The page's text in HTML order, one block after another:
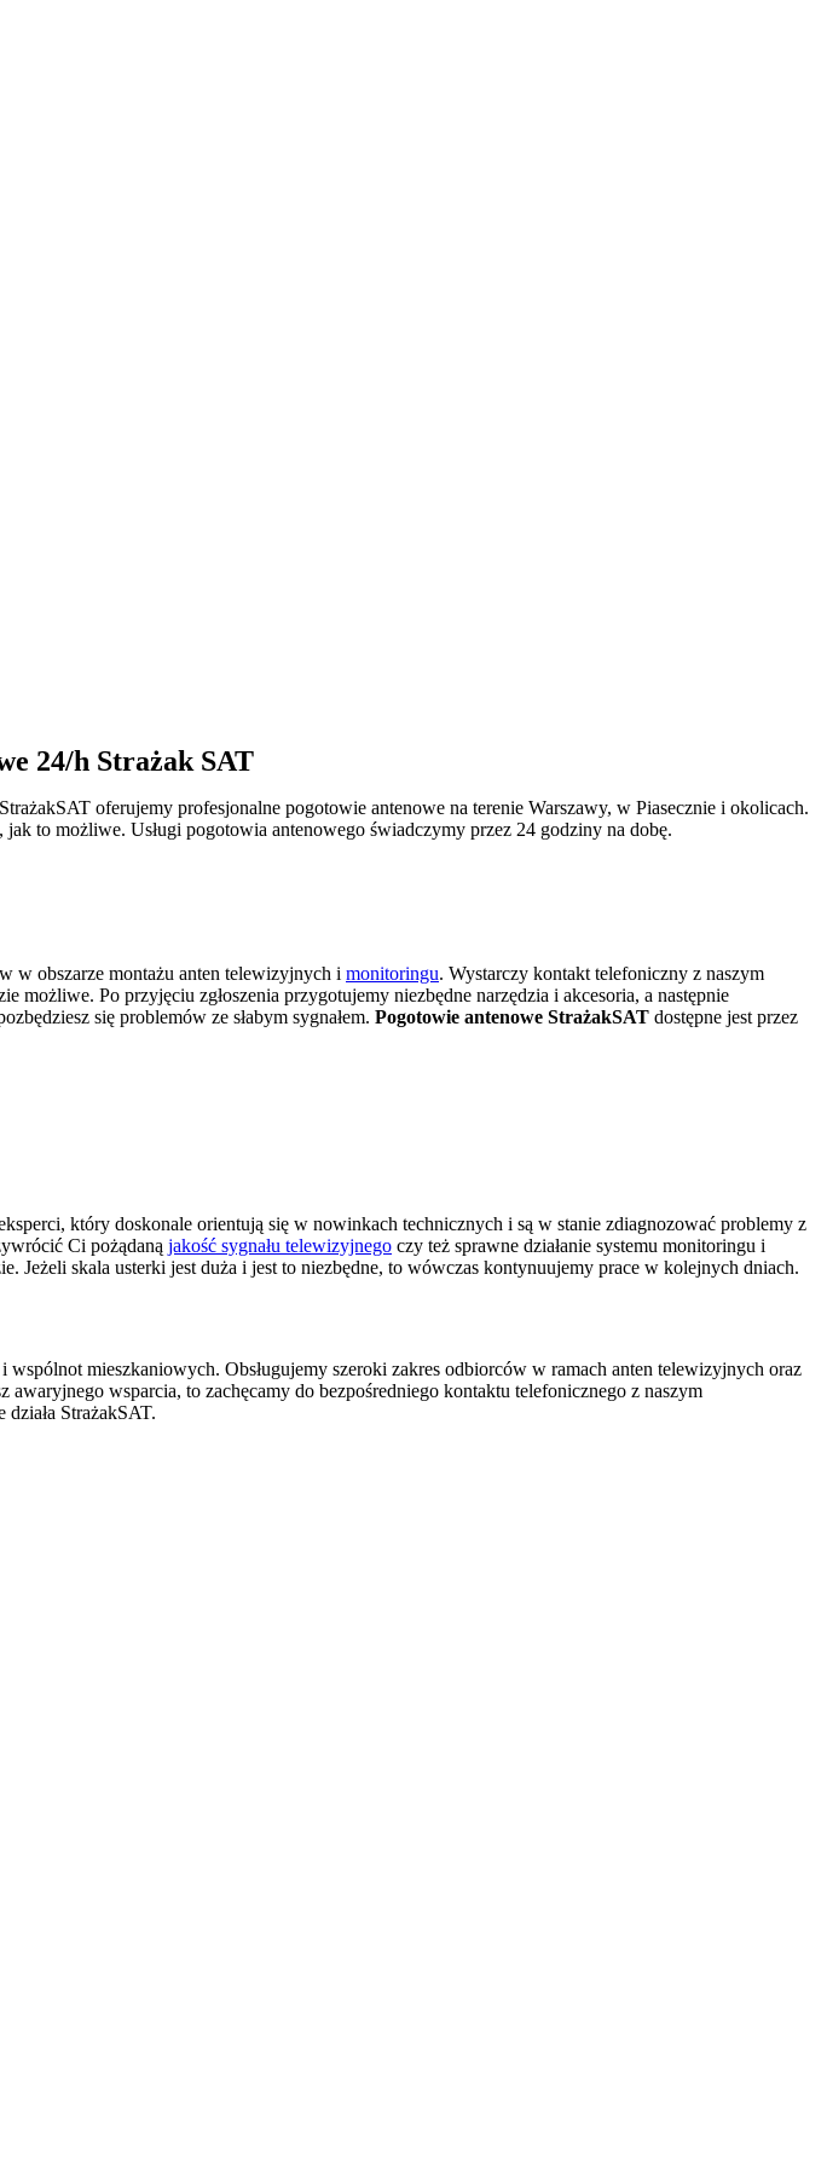
24/h Strażak SAT
oferujemy profesjonalne pogotowie antenowe na terenie Warszawy, w Piasecznie i okolicach.
to możliwe. Usługi pogotowia antenowego świadczymy przez 24 godziny na dobę.
w obszarze montażu anten telewizyjnych i monitoringu. Wystarczy kontakt telefoniczny z naszym
Po przyjęciu zgłoszenia przygotujemy niezbędne narzędzia i akcesoria, a następnie
się problemów ze słabym sygnałem. Pogotowie antenowe StrażakSAT dostępne jest przez
który doskonale orientują się w nowinkach technicznych i są w stanie zdiagnozować problemy z
Ci pożądaną jakość sygnału telewizyjnego czy też sprawne działanie systemu monitoringu i
Jeżeli skala usterki jest duża i jest to niezbędne, to wówczas kontynuujemy prace w kolejnych dniach.
mieszkaniowych. Obsługujemy szeroki zakres odbiorców w ramach anten telewizyjnych oraz
wsparcia, to zachęcamy do bezpośredniego kontaktu telefonicznego z naszym
StrażakSAT.